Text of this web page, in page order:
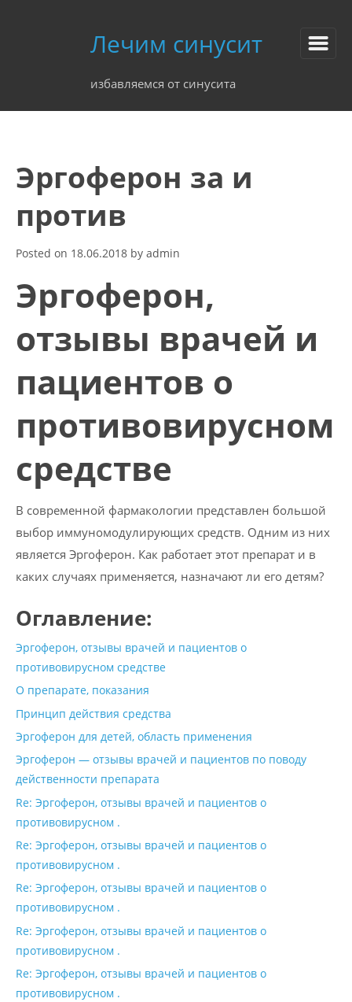
Лечим синусит
избавляемся от синусита
Эргоферон за и
против
Posted on 18.06.2018 by admin
Эргоферон,
отзывы врачей и
пациентов о
противовирусном
средстве
В современной фармакологии представлен большой
выбор иммуномодулирующих средств. Одним из них
является Эргоферон. Как работает этот препарат и в
каких случаях применяется, назначают ли его детям?
Оглавление:
Эргоферон, отзывы врачей и пациентов о
противовирусном средстве
О препарате, показания
Принцип действия средства
Эргоферон для детей, область применения
Эргоферон — отзывы врачей и пациентов по поводу
действенности препарата
Re: Эргоферон, отзывы врачей и пациентов о
противовирусном .
Re: Эргоферон, отзывы врачей и пациентов о
противовирусном .
Re: Эргоферон, отзывы врачей и пациентов о
противовирусном .
Re: Эргоферон, отзывы врачей и пациентов о
противовирусном .
Re: Эргоферон, отзывы врачей и пациентов о
противовирусном .